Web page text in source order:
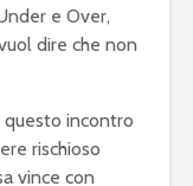
e Over,
dire che non
incontro
rischioso
vince con